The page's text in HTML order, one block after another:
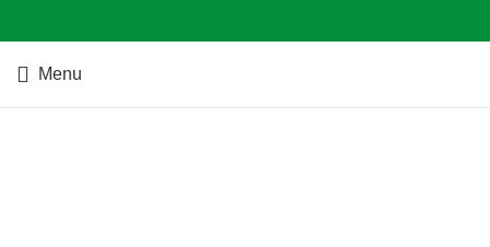
Menu